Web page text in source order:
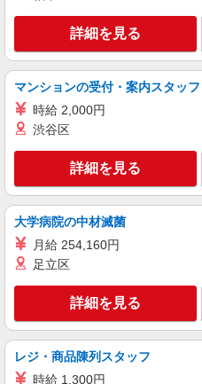
詳細を見る
マンションの受付・案内スタッフ
時給 2,000円
渋谷区
詳細を見る
大学病院の中材滅菌
月給 254,160円
足立区
詳細を見る
レジ・商品陳列スタッフ
時給 1,300円